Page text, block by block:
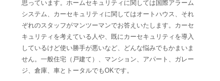
思っています。ホームセキュリティに関しては国際アラーム
システム、カーセキュリティに関してはオートハウス、それ
ぞれのスタッフがマンツーマンでお答えいたします。カーセ
キュリティを考えている人や、既にカーセキュリティを導入
しているけど使い勝手が悪いなど、どんな悩みでもかまいま
せん。一般住宅（戸建て）、マンション、アパート、ガレー
ジ、倉庫、車とトータルでもOKです。